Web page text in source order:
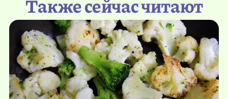
Также сейчас читают